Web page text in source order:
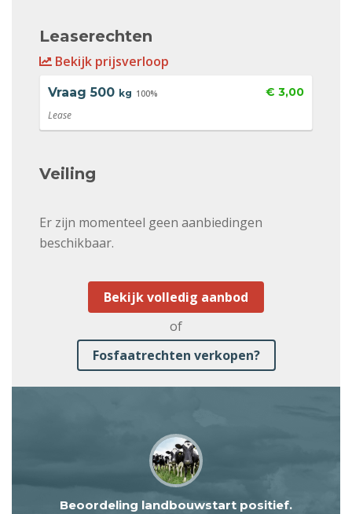
Leaserechten
Bekijk prijsverloop
Vraag 500 kg 100% € 3,00
Lease
Veiling
Er zijn momenteel geen aanbiedingen
beschikbaar.
Bekijk volledig aanbod
of
Fosfaatrechten verkopen?
Beoordeling landbouwstart positief.